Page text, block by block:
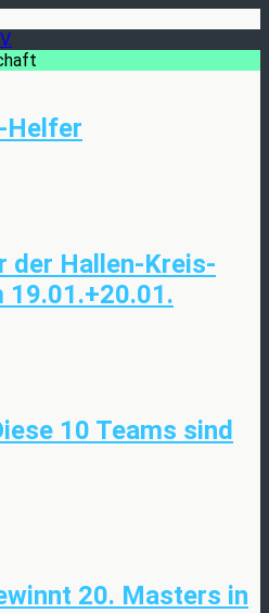
Helfer
der Hallen-Kreis-
10 Teams sind
20. Masters in